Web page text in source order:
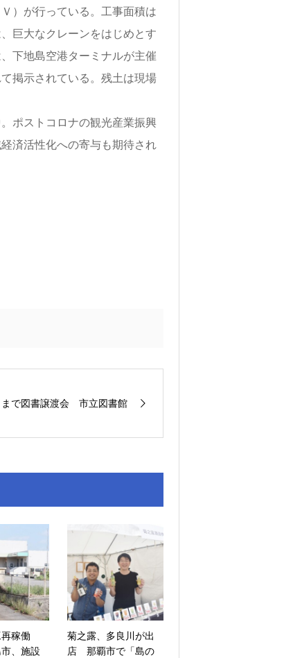
）が行っている。工事面積は
巨大なクレーンをはじめとす
下地島空港ターミナルが主催
掲示されている。残土は現場
ポストコロナの観光産業振興
済活性化への寄与も期待され
まで図書譲渡会 市立図書館
稼働
、施設
菊之露、多良川が出
店 那覇市で「島の